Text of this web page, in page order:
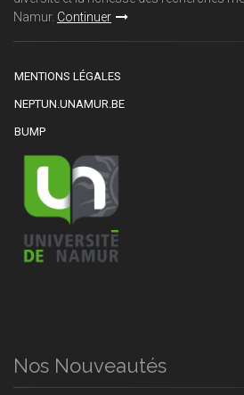
Namur. Continuer
MENTIONS LÉGALES
NEPTUN.UNAMUR.BE
BUMP
Nos Nouveautés